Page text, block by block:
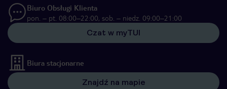
Biuro Obsługi Klienta
pon. – pt. 08:00–22:00, sob. – niedz. 09:00–21:00
Czat w myTUI
Biura stacjonarne
Znajdź na mapie